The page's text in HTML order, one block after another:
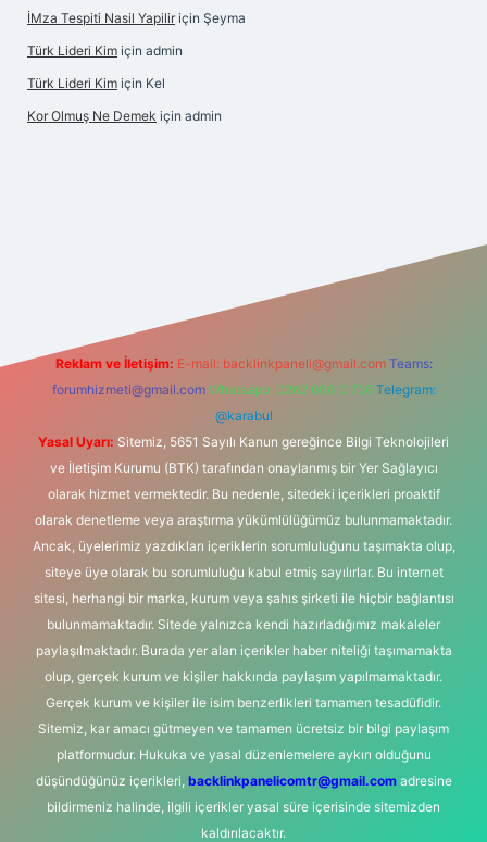
İMza Tespiti Nasil Yapilir için Şeyma
Türk Lideri Kim için admin
Türk Lideri Kim için Kel
Kor Olmuş Ne Demek için admin
Reklam ve İletişim: E-mail: backlinkpaneli@gmail.com Teams:
forumhizmeti@gmail.com Whatsapp: 0262 606 0 726 Telegram:
@karabul
Yasal Uyarı: Sitemiz, 5651 Sayılı Kanun gereğince Bilgi Teknolojileri
ve İletişim Kurumu (BTK) tarafından onaylanmış bir Yer Sağlayıcı
olarak hizmet vermektedir. Bu nedenle, sitedeki içerikleri proaktif
olarak denetleme veya araştırma yükümlülüğümüz bulunmamaktadır.
Ancak, üyelerimiz yazdıkları içeriklerin sorumluluğunu taşımakta olup,
siteye üye olarak bu sorumluluğu kabul etmiş sayılırlar. Bu internet
sitesi, herhangi bir marka, kurum veya şahıs şirketi ile hiçbir bağlantısı
bulunmamaktadır. Sitede yalnızca kendi hazırladığımız makaleler
paylaşılmaktadır. Burada yer alan içerikler haber niteliği taşımamakta
olup, gerçek kurum ve kişiler hakkında paylaşım yapılmamaktadır.
Gerçek kurum ve kişiler ile isim benzerlikleri tamamen tesadüfidir.
Sitemiz, kar amacı gütmeyen ve tamamen ücretsiz bir bilgi paylaşım
platformudur. Hukuka ve yasal düzenlemelere aykırı olduğunu
düşündüğünüz içerikleri, backlinkpanelicomtr@gmail.comadresine
bildirmeniz halinde, ilgili içerikler yasal süre içerisinde sitemizden
kaldırılacaktır.